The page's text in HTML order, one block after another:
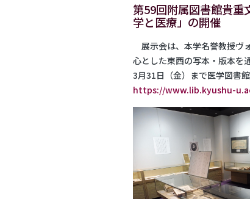
第59回附属図書館貴重
学と医療」の開催
展示会は、本学名誉教授ヴ
心とした東西の写本・版本を
3月31日（金）まで医学図書館
https://www.lib.kyushu-